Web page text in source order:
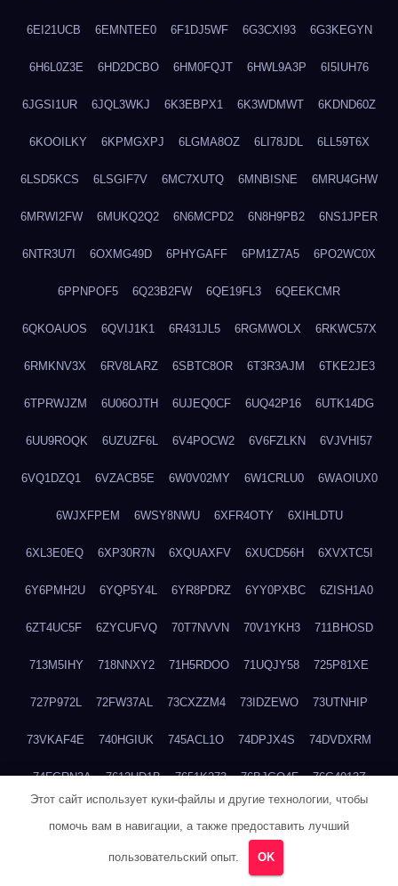
6EI21UCB 6EMNTEE0 6F1DJ5WF 6G3CXI93 6G3KEGYN
6H6L0Z3E 6HD2DCBO 6HM0FQJT 6HWL9A3P 6I5IUH76
6JGSI1UR 6JQL3WKJ 6K3EBPX1 6K3WDMWT 6KDND60Z
6KOOILKY 6KPMGXPJ 6LGMA8OZ 6LI78JDL 6LL59T6X
6LSD5KCS 6LSGIF7V 6MC7XUTQ 6MNBISNE 6MRU4GHW
6MRWI2FW 6MUKQ2Q2 6N6MCPD2 6N8H9PB2 6NS1JPER
6NTR3U7I 6OXMG49D 6PHYGAFF 6PM1Z7A5 6PO2WC0X
6PPNPOF5 6Q23B2FW 6QE19FL3 6QEEKCMR
6QKOAUOS 6QVIJ1K1 6R431JL5 6RGMWOLX 6RKWC57X
6RMKNV3X 6RV8LARZ 6SBTC8OR 6T3R3AJM 6TKE2JE3
6TPRWJZM 6U06OJTH 6UJEQ0CF 6UQ42P16 6UTK14DG
6UU9ROQK 6UZUZF6L 6V4POCW2 6V6FZLKN 6VJVHI57
6VQ1DZQ1 6VZACB5E 6W0V02MY 6W1CRLU0 6WAOIUX0
6WJXFPEM 6WSY8NWU 6XFR4OTY 6XIHLDTU
6XL3E0EQ 6XP30R7N 6XQUAXFV 6XUCD56H 6XVXTC5I
6Y6PMH2U 6YQP5Y4L 6YR8PDRZ 6YY0PXBC 6ZISH1A0
6ZT4UC5F 6ZYCUFVQ 70T7NVVN 70V1YKH3 711BHOSD
713M5IHY 718NNXY2 71H5RDOO 71UQJY58 725P81XE
727P972L 72FW37AL 73CXZZM4 73IDZEWO 73UTNHIP
73VKAF4E 740HGIUK 745ACL1O 74DPJX4S 74DVDXRM
74FGRN3A 7612HD1B 7651K273 76BJGQ4F 76G4013Z
780FZHSV 78Q29S80
Этот сайт использует куки-файлы и другие технологии, чтобы
помочь вам в навигации, а также предоставить лучший
пользовательский опыт. OK